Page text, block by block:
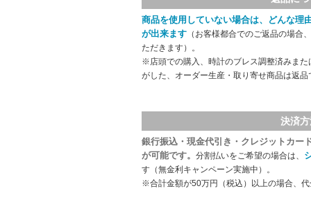
商品を使用していない場合は、どんな理
が出来ます （お客様都合でのご返品の場合
ただきます）。
※店頭での購入、時計のブレス調整済みま
がした、オーダー生産・取り寄せ商品は返品
決済
銀行振込・現金代引き・クレジットカー
が可能です。 分割払いをご希望の場合は、
す（無金利キャンペーン実施中）。
※合計金額が50万円（税込）以上の場合、